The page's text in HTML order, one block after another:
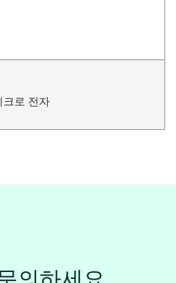
크로 전자